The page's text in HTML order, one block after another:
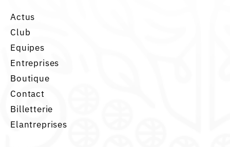
Actus
Club
Equipes
Entreprises
Boutique
Contact
Billetterie
Elantreprises